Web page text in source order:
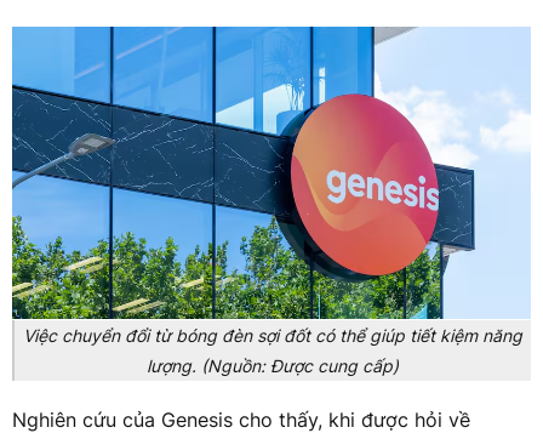
Việc chuyển đổi từ bóng đèn sợi đốt có thể giúp tiết kiệm năng
lượng. (Nguồn: Được cung cấp)
Nghiên cứu của Genesis cho thấy, khi được hỏi về